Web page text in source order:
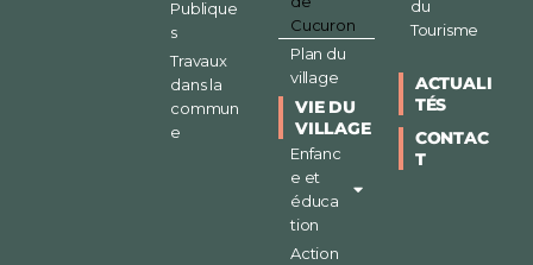
Publique
s
Travaux
dans la
commun
e
Cucuron
Plan du
village
VIE DU
VILLAGE
Enfanc
e et
éduca
tion
Action
du
Tourisme
ACTUALI
TÉS
CONTAC
T